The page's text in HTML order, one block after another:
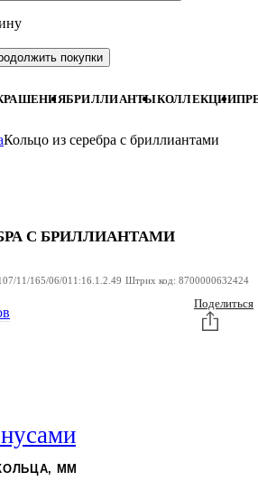
покупки
БРИЛЛИАНТЫКОЛЛЕКЦИИ
Кольцо из серебра с бриллиантами
С БРИЛЛИАНТАМИ
11/165/06/011:16.1.2.49 Штрих код: 8700000632424
Поделиться
ММ